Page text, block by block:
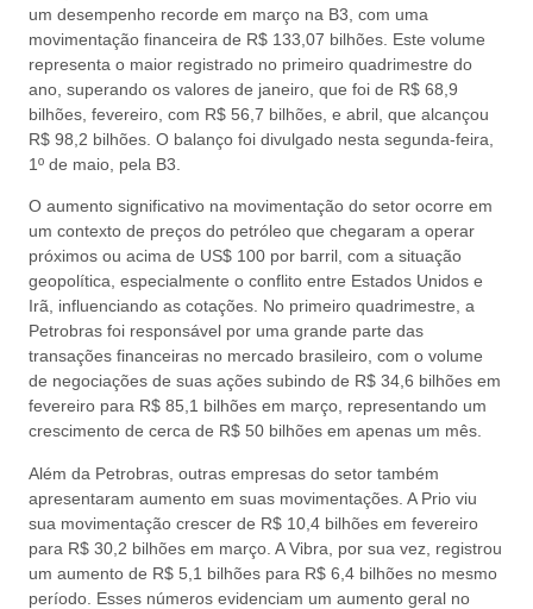
um desempenho recorde em março na B3, com uma
movimentação financeira de R$ 133,07 bilhões. Este volume
representa o maior registrado no primeiro quadrimestre do
ano, superando os valores de janeiro, que foi de R$ 68,9
bilhões, fevereiro, com R$ 56,7 bilhões, e abril, que alcançou
R$ 98,2 bilhões. O balanço foi divulgado nesta segunda-feira,
1º de maio, pela B3.
O aumento significativo na movimentação do setor ocorre em
um contexto de preços do petróleo que chegaram a operar
próximos ou acima de US$ 100 por barril, com a situação
geopolítica, especialmente o conflito entre Estados Unidos e
Irã, influenciando as cotações. No primeiro quadrimestre, a
Petrobras foi responsável por uma grande parte das
transações financeiras no mercado brasileiro, com o volume
de negociações de suas ações subindo de R$ 34,6 bilhões em
fevereiro para R$ 85,1 bilhões em março, representando um
crescimento de cerca de R$ 50 bilhões em apenas um mês.
Além da Petrobras, outras empresas do setor também
apresentaram aumento em suas movimentações. A Prio viu
sua movimentação crescer de R$ 10,4 bilhões em fevereiro
para R$ 30,2 bilhões em março. A Vibra, por sua vez, registrou
um aumento de R$ 5,1 bilhões para R$ 6,4 bilhões no mesmo
período. Esses números evidenciam um aumento geral no